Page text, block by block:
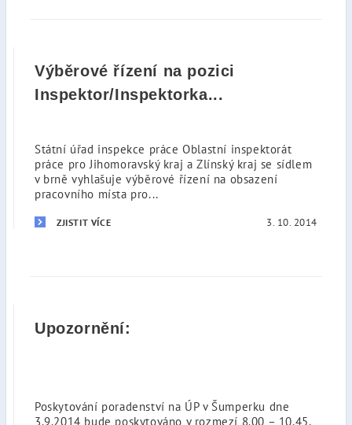
Výběrové řízení na pozici
Inspektor/Inspektorka...
Státní úřad inspekce práce Oblastní inspektorát
práce pro Jihomoravský kraj a Zlínský kraj se sídlem
v brně vyhlašuje výběrové řízení na obsazení
pracovního místa pro...
ZJISTIT VÍCE 3. 10. 2014
Upozornění:
Poskytování poradenství na ÚP v Šumperku dne
3.9.2014 bude poskytováno v rozmezí 8.00 – 10.45,